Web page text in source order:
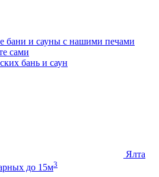
бани и сауны с нашими печами
сами
бань и саун
Ялта
до 15м3